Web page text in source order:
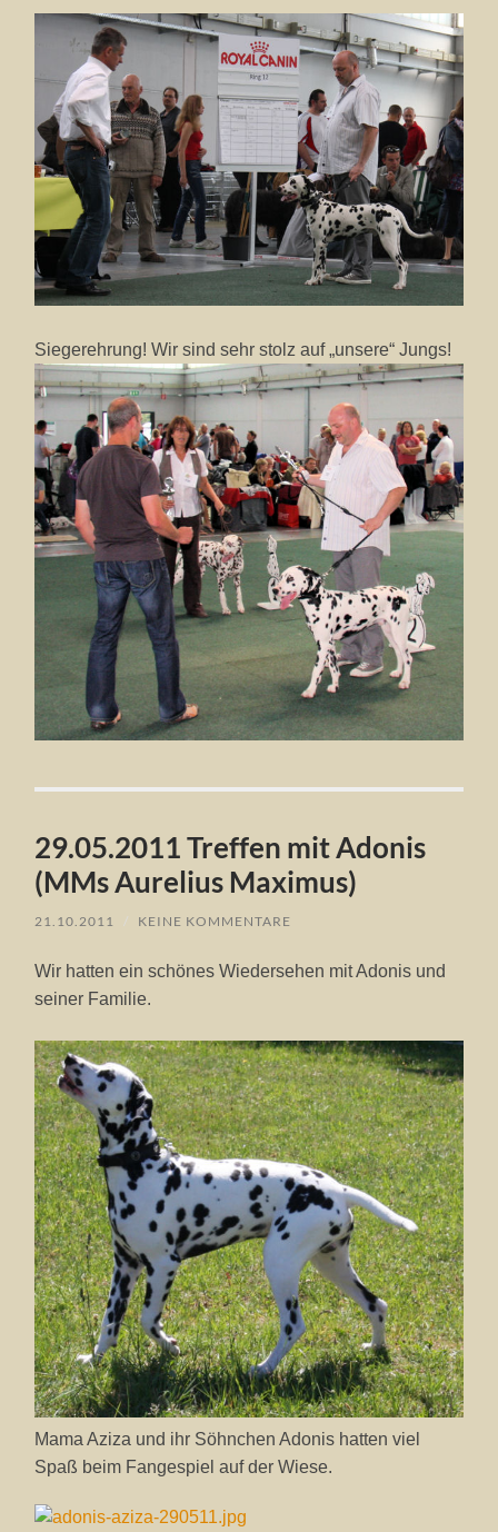
Siegerehrung! Wir sind sehr stolz auf „unsere“ Jungs!
29.05.2011 Treffen mit Adonis
(MMs Aurelius Maximus)
21.10.2011 / KEINE KOMMENTARE
Wir hatten ein schönes Wiedersehen mit Adonis und
seiner Familie.
Mama Aziza und ihr Söhnchen Adonis hatten viel
Spaß beim Fangespiel auf der Wiese.